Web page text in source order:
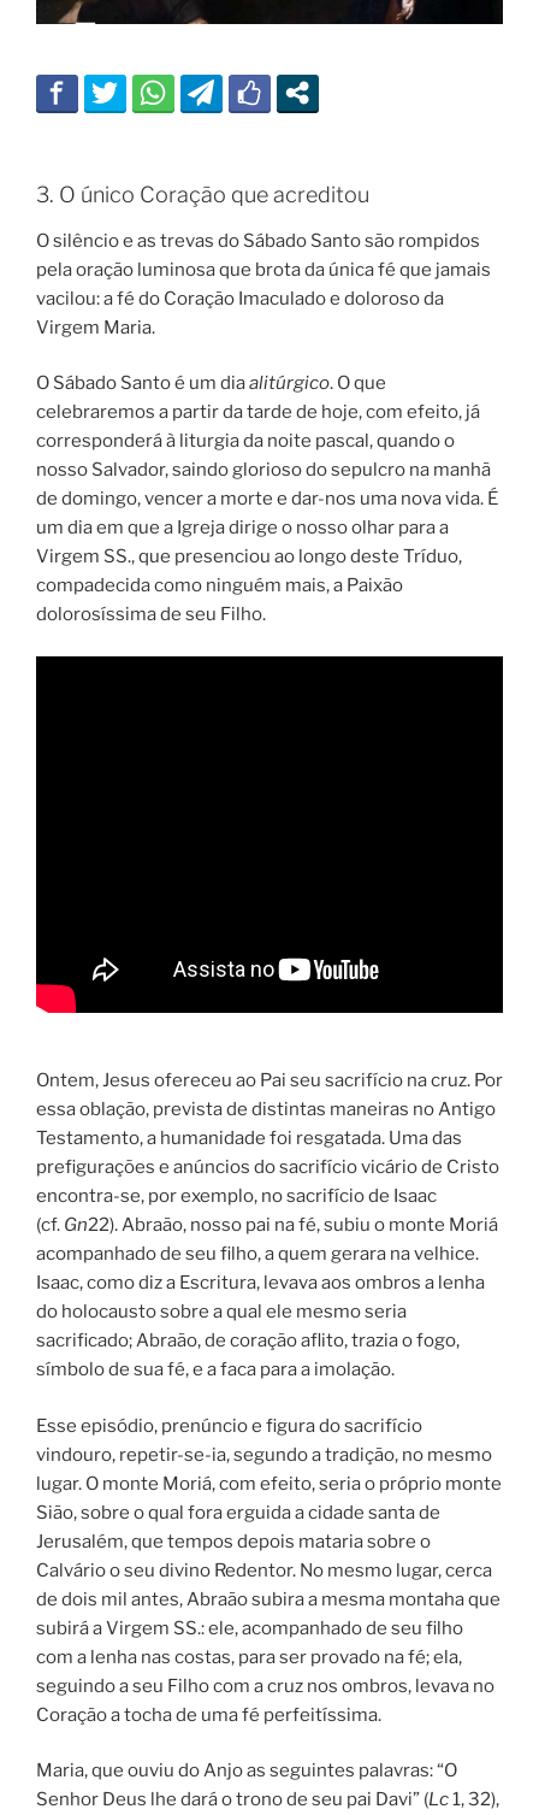
3. O único Coração que acreditou
O silêncio e as trevas do Sábado Santo são rompidos
pela oração luminosa que brota da única fé que jamais
vacilou: a fé do Coração Imaculado e doloroso da
Virgem Maria.
O Sábado Santo é um diaalitúrgico. O que
celebraremos a partir da tarde de hoje, com efeito, já
corresponderá à liturgia da noite pascal, quando o
nosso Salvador, saindo glorioso do sepulcro na manhã
de domingo, vencer a morte e dar-nos uma nova vida. É
um dia em que a Igreja dirige o nosso olhar para a
Virgem SS., que presenciou ao longo deste Tríduo,
compadecida como ninguém mais, a Paixão
dolorosíssima de seu Filho.
Ontem, Jesus ofereceu ao Pai seu sacrifício na cruz. Por
essa oblação, prevista de distintas maneiras no Antigo
Testamento, a humanidade foi resgatada. Uma das
prefigurações e anúncios do sacrifício vicário de Cristo
encontra-se, por exemplo, no sacrifício de Isaac
(cf. Gn22). Abraão, nosso pai na fé, subiu o monte Moriá
acompanhado de seu filho, a quem gerara na velhice.
Isaac, como diz a Escritura, levava aos ombros a lenha
do holocausto sobre a qual ele mesmo seria
sacrificado; Abraão, de coração aflito, trazia o fogo,
símbolo de sua fé, e a faca para a imolação.
Esse episódio, prenúncio e figura do sacrifício
vindouro, repetir-se-ia, segundo a tradição, no mesmo
lugar. O monte Moriá, com efeito, seria o próprio monte
Sião, sobre o qual fora erguida a cidade santa de
Jerusalém, que tempos depois mataria sobre o
Calvário o seu divino Redentor. No mesmo lugar, cerca
de dois mil antes, Abraão subira a mesma montaha que
subirá a Virgem SS.: ele, acompanhado de seu filho
com a lenha nas costas, para ser provado na fé; ela,
seguindo a seu Filho com a cruz nos ombros, levava no
Coração a tocha de uma fé perfeitíssima.
Maria, que ouviu do Anjo as seguintes palavras: “O
Senhor Deus lhe dará o trono de seu pai Davi” (Lc1, 32),